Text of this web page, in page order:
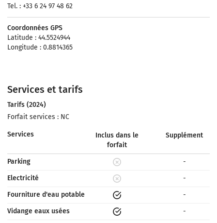
Tel. : +33 6 24 97 48 62
Coordonnées GPS
Latitude : 44.5524944
Longitude : 0.8814365
Services et tarifs
Tarifs (2024)
Forfait services : NC
Services
Inclus dans le
forfait
Supplément
Parking
-
Electricité
-
Fourniture d'eau potable
-
Vidange eaux usées
-